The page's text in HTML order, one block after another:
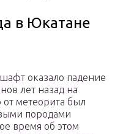
в Юкатане
оказало падение
лет назад на
метеорита был
породами
время об этом